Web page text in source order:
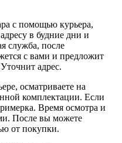
с помощью курьера,
в будние дни и
служба, после
с вами и предложит
адрес.
осматриваете на
комплектации. Если
Время осмотра и
После вы можете
от покупки.